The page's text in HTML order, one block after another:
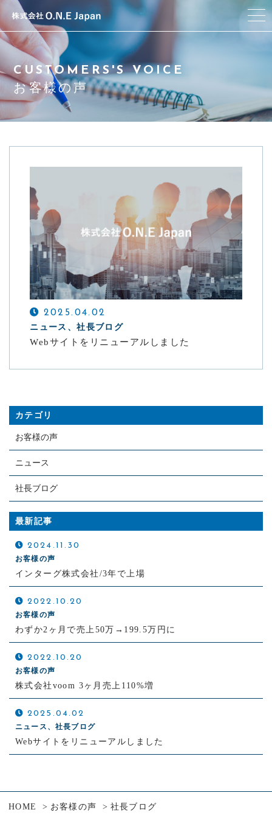
当社について
代表者プロフィール
サービス紹介
お客様の声
アクセス
お問い合わせ
CONTACT
本気の組織には、本気の成果を。変革は、ここから始まり
メールでの受付
24時間受付中
CUSTOMERS'S VOICE
お客様の声
2025.04.02
ニュース、社長ブログ
Webサイトをリニューアルしました
カテゴリ
お客様の声
ニュース
社長ブログ
最新記事
2024.11.30
お客様の声
インターグ株式会社/3年で上場
2022.10.20
お客様の声
わずか2ヶ月で売上50万→199.5万円に
2022.10.20
お客様の声
株式会社voom 3ヶ月売上110%増
2025.04.02
ニュース、社長ブログ
Webサイトをリニューアルしました
HOME お客様の声 社長ブログ